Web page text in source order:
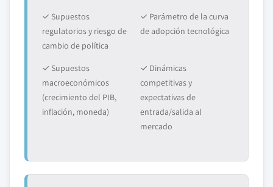
✓ Supuestos
regulatorios y riesgo de
cambio de política
✓ Parámetro de la curva
de adopción tecnológica
✓ Supuestos
macroeconómicos
(crecimiento del PIB,
inflación, moneda)
✓ Dinámicas
competitivas y
expectativas de
entrada/salida al
mercado